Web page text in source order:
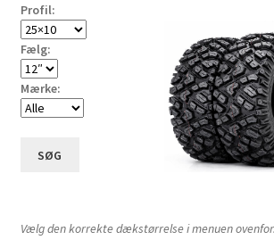
Profil:
Fælg:
Mærke:
SØG
Vælg den korrekte dækstørrelse i menuen